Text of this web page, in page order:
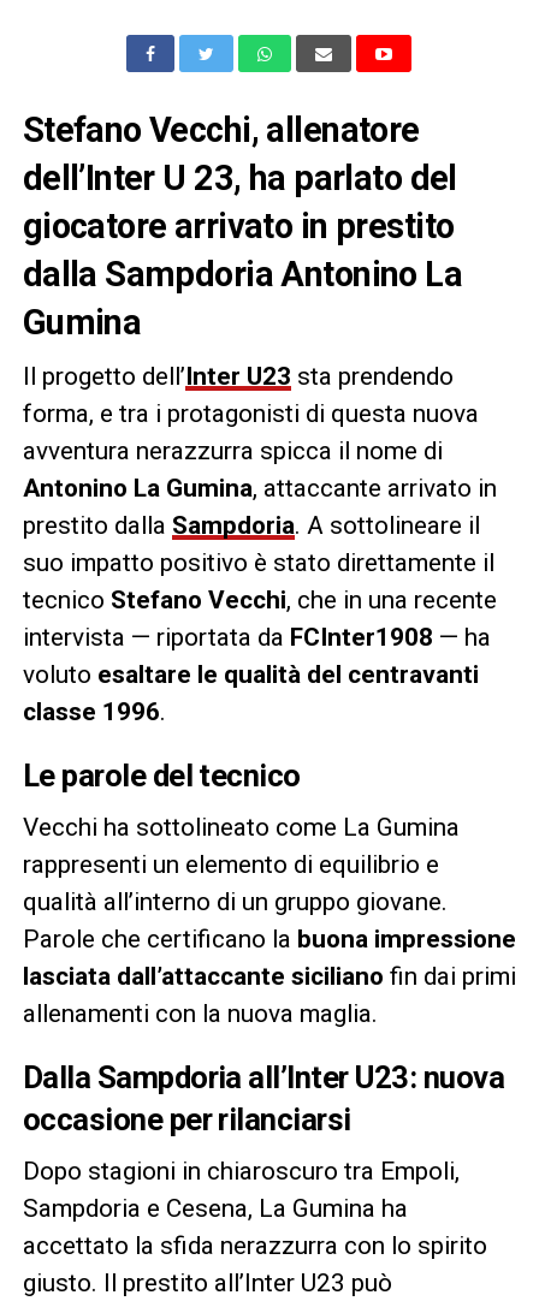
Stefano Vecchi, allenatore
dell’Inter U 23, ha parlato del
giocatore arrivato in prestito
dalla Sampdoria Antonino La
Gumina
Il progetto dell’Inter U23 sta prendendo
forma, e tra i protagonisti di questa nuova
avventura nerazzurra spicca il nome di
Antonino La Gumina, attaccante arrivato in
prestito dalla Sampdoria. A sottolineare il
suo impatto positivo è stato direttamente il
tecnico Stefano Vecchi, che in una recente
intervista — riportata da FCInter1908 — ha
voluto esaltare le qualità del centravanti
classe 1996.
Le parole del tecnico
Vecchi ha sottolineato come La Gumina
rappresenti un elemento di equilibrio e
qualità all’interno di un gruppo giovane.
Parole che certificano la buona impressione
lasciata dall’attaccante siciliano fin dai primi
allenamenti con la nuova maglia.
Dalla Sampdoria all’Inter U23: nuova
occasione per rilanciarsi
Dopo stagioni in chiaroscuro tra Empoli,
Sampdoria e Cesena, La Gumina ha
accettato la sfida nerazzurra con lo spirito
giusto. Il prestito all’Inter U23 può